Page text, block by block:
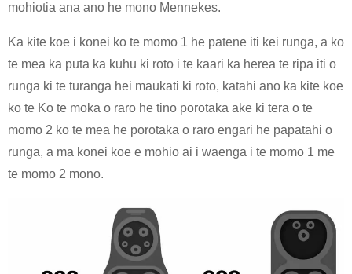
mohiotia ana ano he mono Mennekes.
Ka kite koe i konei ko te momo 1 he patene iti kei runga, a ko
te mea ka puta ka kuhu ki roto i te kaari ka herea te ripa iti o
runga ki te turanga hei maukati ki roto, katahi ano ka kite koe
ko te Ko te moka o raro he tino porotaka ake ki tera o te
momo 2 ko te mea he porotaka o raro engari he papatahi o
runga, a ma konei koe e mohio ai i waenga i te momo 1 me
te momo 2 mono.